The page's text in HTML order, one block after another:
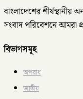
বাংলাদেশের শীর্ষস্থানীয়
সংবাদ পরিবেশনে আমরা
বিভাগসমূহ
অপরাধ
জাতীয়